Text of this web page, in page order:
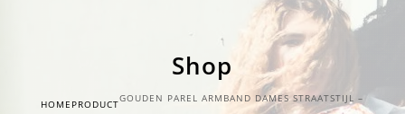
Shop
HOME PRODUCTGOUDEN PAREL ARMBAND DAMES STRAATSTIJL –